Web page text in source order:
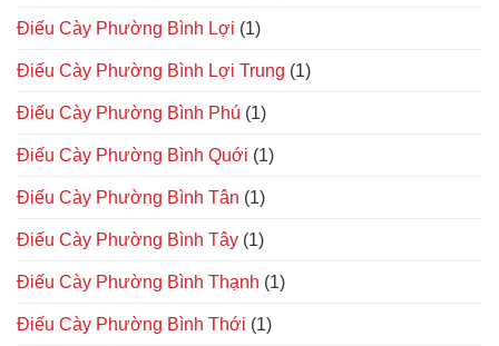
Điếu Cày Phường Bình Lợi (1)
Điếu Cày Phường Bình Lợi Trung (1)
Điếu Cày Phường Bình Phú (1)
Điếu Cày Phường Bình Quới (1)
Điếu Cày Phường Bình Tân (1)
Điếu Cày Phường Bình Tây (1)
Điếu Cày Phường Bình Thạnh (1)
Điếu Cày Phường Bình Thới (1)